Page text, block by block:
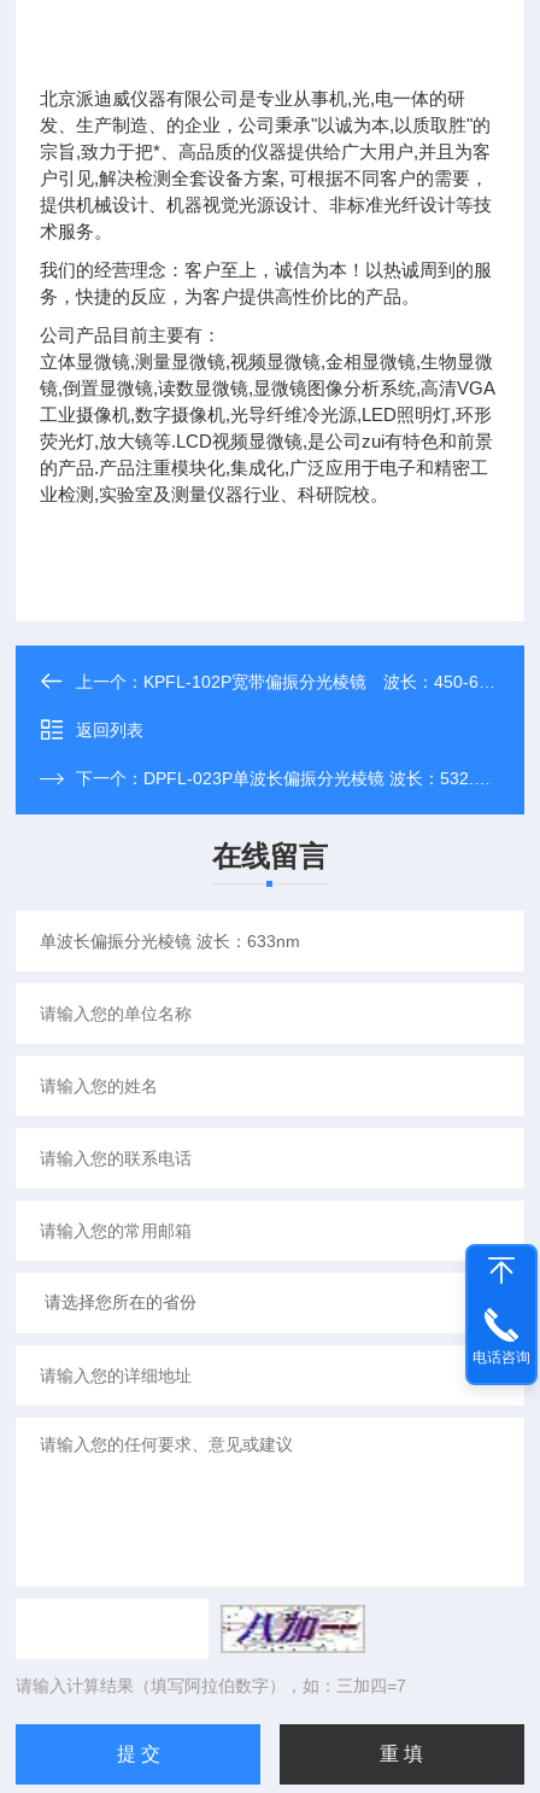
北京派迪威仪器有限公司是专业从事机,光,电一体的研
发、生产制造、的企业，公司秉承"以诚为本,以质取胜"的
宗旨,致力于把*、高品质的仪器提供给广大用户,并且为客
户引见,解决检测全套设备方案, 可根据不同客户的需要，
提供机械设计、机器视觉光源设计、非标准光纤设计等技
术服务。
我们的经营理念：客户至上，诚信为本！以热诚周到的服
务，快捷的反应，为客户提供高性价比的产品。
公司产品目前主要有：
立体显微镜,测量显微镜,视频显微镜,金相显微镜,生物显微
镜,倒置显微镜,读数显微镜,显微镜图像分析系统,高清VGA
工业摄像机,数字摄像机,光导纤维冷光源,LED照明灯,环形
荧光灯,放大镜等.LCD视频显微镜,是公司zui有特色和前景
的产品.产品注重模块化,集成化,广泛应用于电子和精密工
业检测,实验室及测量仪器行业、科研院校。
上一个： KPFL-102P宽带偏振分光棱镜 波长：450-650nm
返回列表
下一个： DPFL-023P单波长偏振分光棱镜 波长：532.0nm
在线留言
请输入计算结果（填写阿拉伯数字），如：三加四=7
电话咨询